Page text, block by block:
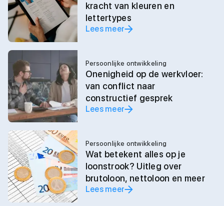
kracht van kleuren en
lettertypes
Lees meer
Persoonlijke ontwikkeling
Onenigheid op de werkvloer:
van conflict naar
constructief gesprek
Lees meer
Persoonlijke ontwikkeling
Wat betekent alles op je
loonstrook? Uitleg over
brutoloon, nettoloon en meer
Lees meer